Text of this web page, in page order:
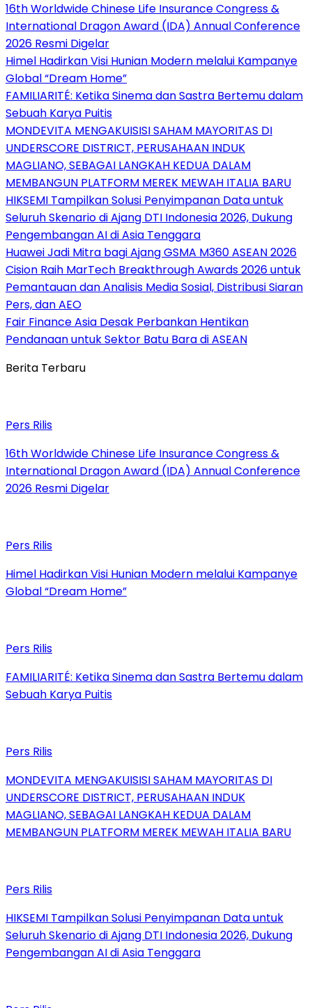
16th Worldwide Chinese Life Insurance Congress &
International Dragon Award (IDA) Annual Conference
2026 Resmi Digelar
Himel Hadirkan Visi Hunian Modern melalui Kampanye
Global “Dream Home”
FAMILIARITÉ: Ketika Sinema dan Sastra Bertemu dalam
Sebuah Karya Puitis
MONDEVITA MENGAKUISISI SAHAM MAYORITAS DI
UNDERSCORE DISTRICT, PERUSAHAAN INDUK
MAGLIANO, SEBAGAI LANGKAH KEDUA DALAM
MEMBANGUN PLATFORM MEREK MEWAH ITALIA BARU
HIKSEMI Tampilkan Solusi Penyimpanan Data untuk
Seluruh Skenario di Ajang DTI Indonesia 2026, Dukung
Pengembangan AI di Asia Tenggara
Huawei Jadi Mitra bagi Ajang GSMA M360 ASEAN 2026
Cision Raih MarTech Breakthrough Awards 2026 untuk
Pemantauan dan Analisis Media Sosial, Distribusi Siaran
Pers, dan AEO
Fair Finance Asia Desak Perbankan Hentikan
Pendanaan untuk Sektor Batu Bara di ASEAN
Berita Terbaru
Pers Rilis
16th Worldwide Chinese Life Insurance Congress &
International Dragon Award (IDA) Annual Conference
2026 Resmi Digelar
Pers Rilis
Himel Hadirkan Visi Hunian Modern melalui Kampanye
Global “Dream Home”
Pers Rilis
FAMILIARITÉ: Ketika Sinema dan Sastra Bertemu dalam
Sebuah Karya Puitis
Pers Rilis
MONDEVITA MENGAKUISISI SAHAM MAYORITAS DI
UNDERSCORE DISTRICT, PERUSAHAAN INDUK
MAGLIANO, SEBAGAI LANGKAH KEDUA DALAM
MEMBANGUN PLATFORM MEREK MEWAH ITALIA BARU
Pers Rilis
HIKSEMI Tampilkan Solusi Penyimpanan Data untuk
Seluruh Skenario di Ajang DTI Indonesia 2026, Dukung
Pengembangan AI di Asia Tenggara